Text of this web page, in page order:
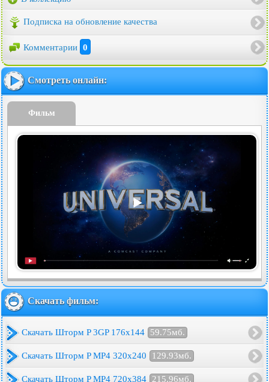
Подписка на обновление качества
Комментарии 0
Смотреть онлайн:
Фильм
Скачать фильм:
Скачать Шторм P 3GP 176x144 59.75мб.
Скачать Шторм P MP4 320x240 129.93мб.
Скачать Шторм P MP4 720x384 215.96мб.